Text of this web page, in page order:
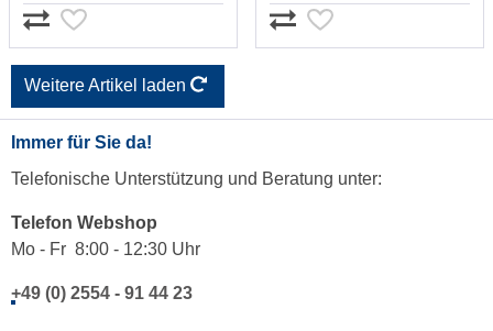
Weitere Artikel laden
Immer für Sie da!
Telefonische Unterstützung und Beratung unter:
Telefon Webshop
Mo - Fr 8:00 - 12:30 Uhr
+49 (0) 2554 - 91 44 23